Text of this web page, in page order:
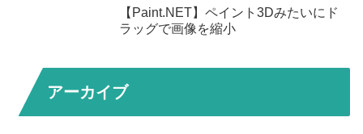
【Paint.NET】ペイント3Dみたいにド
ラッグで画像を縮小
アーカイブ